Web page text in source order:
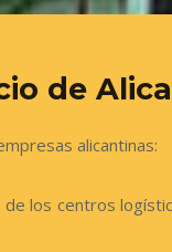
de
alicantinas:
los centros